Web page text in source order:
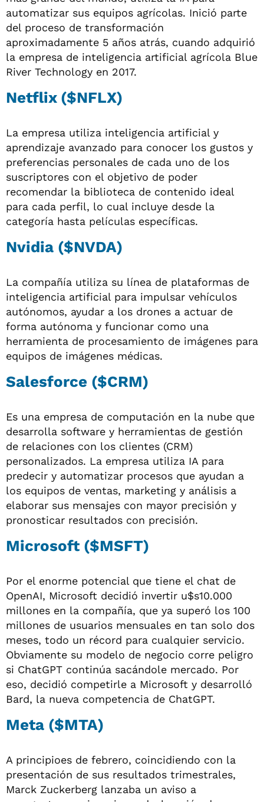
automatizar sus equipos agrícolas. Inició parte
del proceso de transformación
aproximadamente 5 años atrás, cuando adquirió
la empresa de inteligencia artificial agrícola Blue
River Technology en 2017.
Netflix ($NFLX)
La empresa utiliza inteligencia artificial y
aprendizaje avanzado para conocer los gustos y
preferencias personales de cada uno de los
suscriptores con el objetivo de poder
recomendar la biblioteca de contenido ideal
para cada perfil, lo cual incluye desde la
categoría hasta películas específicas.
Nvidia ($NVDA)
La compañía utiliza su línea de plataformas de
inteligencia artificial para impulsar vehículos
autónomos, ayudar a los drones a actuar de
forma autónoma y funcionar como una
herramienta de procesamiento de imágenes para
equipos de imágenes médicas.
Salesforce ($CRM)
Es una empresa de computación en la nube que
desarrolla software y herramientas de gestión
de relaciones con los clientes (CRM)
personalizados. La empresa utiliza IA para
predecir y automatizar procesos que ayudan a
los equipos de ventas, marketing y análisis a
elaborar sus mensajes con mayor precisión y
pronosticar resultados con precisión.
Microsoft ($MSFT)
Por el enorme potencial que tiene el chat de
OpenAI, Microsoft decidió invertir u$s10.000
millones en la compañía, que ya superó los 100
millones de usuarios mensuales en tan solo dos
meses, todo un récord para cualquier servicio.
Obviamente su modelo de negocio corre peligro
si ChatGPT continúa sacándole mercado. Por
eso, decidió competirle a Microsoft y desarrolló
Bard, la nueva competencia de ChatGPT.
Meta ($MTA)
A principioes de febrero, coincidiendo con la
presentación de sus resultados trimestrales,
Marck Zuckerberg lanzaba un aviso a